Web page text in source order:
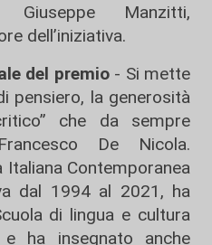
Manzitti,
dell’iniziativa.
del premio- Si mette
pensiero, la generosità
che da sempre
De Nicola.
Contemporanea
dal 1994 al 2021, ha
di lingua e cultura
ha insegnato anche